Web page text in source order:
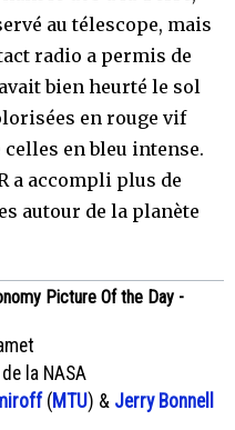
au télescope, mais
radio a permis de
bien heurté le sol
en rouge vif
en bleu intense.
a accompli plus de
autour de la planète
Picture Of the Day -
la NASA
( MTU) & Jerry Bonnell